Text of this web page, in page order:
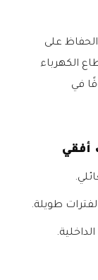
الحفاظ على
الكهرباء
في
أفقي
طويلة.